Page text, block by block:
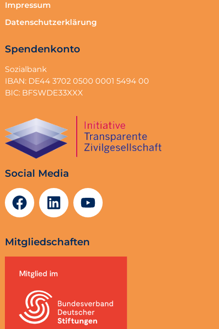
Impressum
Datenschutzerklärung
Spendenkonto
Sozialbank
IBAN: DE44 3702 0500 0001 5494 00
BIC: BFSWDE33XXX
Social Media
Mitgliedschaften